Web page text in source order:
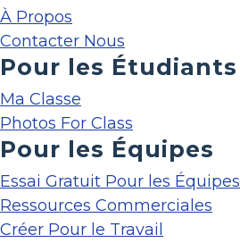
À Propos
Contacter Nous
Pour les Étudiants
Ma Classe
Photos For Class
Pour les Équipes
Essai Gratuit Pour les Équipes
Ressources Commerciales
Créer Pour le Travail